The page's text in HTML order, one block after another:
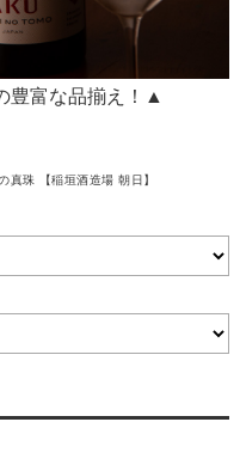
豊富な品揃え！▲
真珠 【稲垣酒造場 朝日】